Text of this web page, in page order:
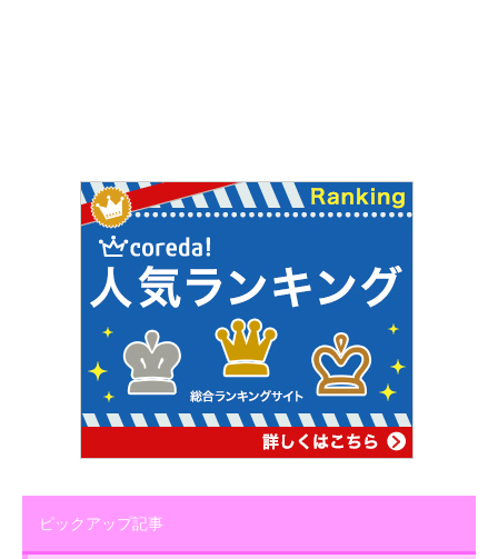
ピックアップ記事